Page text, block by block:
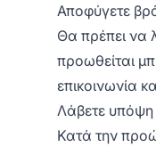
Αποφύγετε
Θα πρέπει να
προωθείται
επικοινωνία
Λάβετε υπόψη
Κατά την